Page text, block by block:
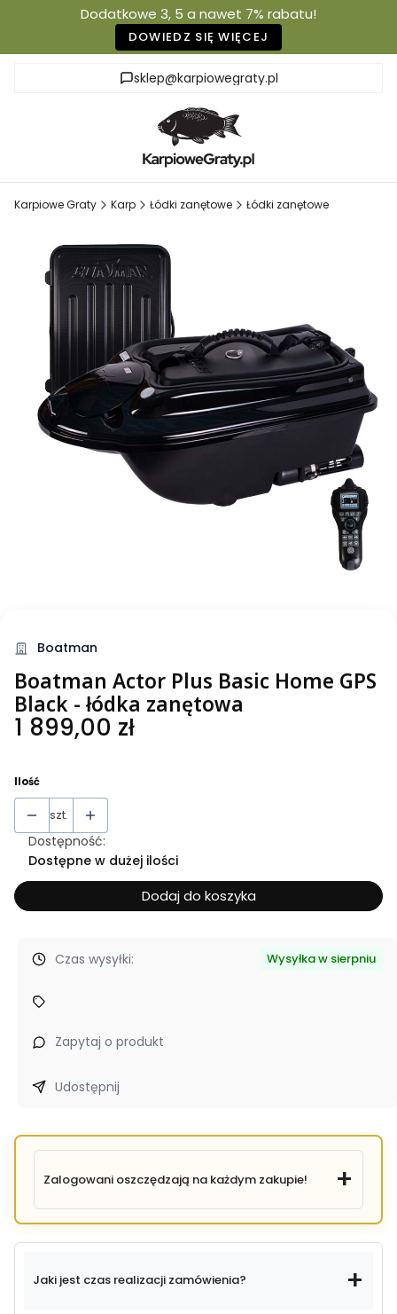
Dodatkowe 3, 5 a nawet 7% rabatu!
DOWIEDZ SIĘ WIĘCEJ
sklep@karpiowegraty.pl
Karpiowe Graty Karp Łódki zanętowe Łódki zanętowe
Boatman
Boatman Actor Plus Basic Home GPS
Black - łódka zanętowa
Cena
1 899,00 zł
Ilość
szt.
Dostępność:
Dostępne w dużej ilości
Dodaj do koszyka
Czas wysyłki: Wysyłka w sierpniu
Zapytaj o produkt
Udostępnij
Zalogowani oszczędzają na każdym zakupie!
programie lojalnościowym
Jaki jest czas realizacji zamówienia?